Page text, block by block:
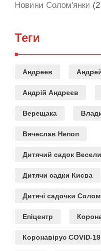
Новини Солом'янки
Теги
Андреев
Андрій Андрєєв
Верещака
Вячеслав Непоп
Дитячий садок
Дитячи садки Києва
Дитячі садочки
Епіцентр
Коронавірус COVID-19